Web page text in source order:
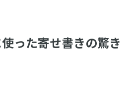
った寄せ書きの驚き